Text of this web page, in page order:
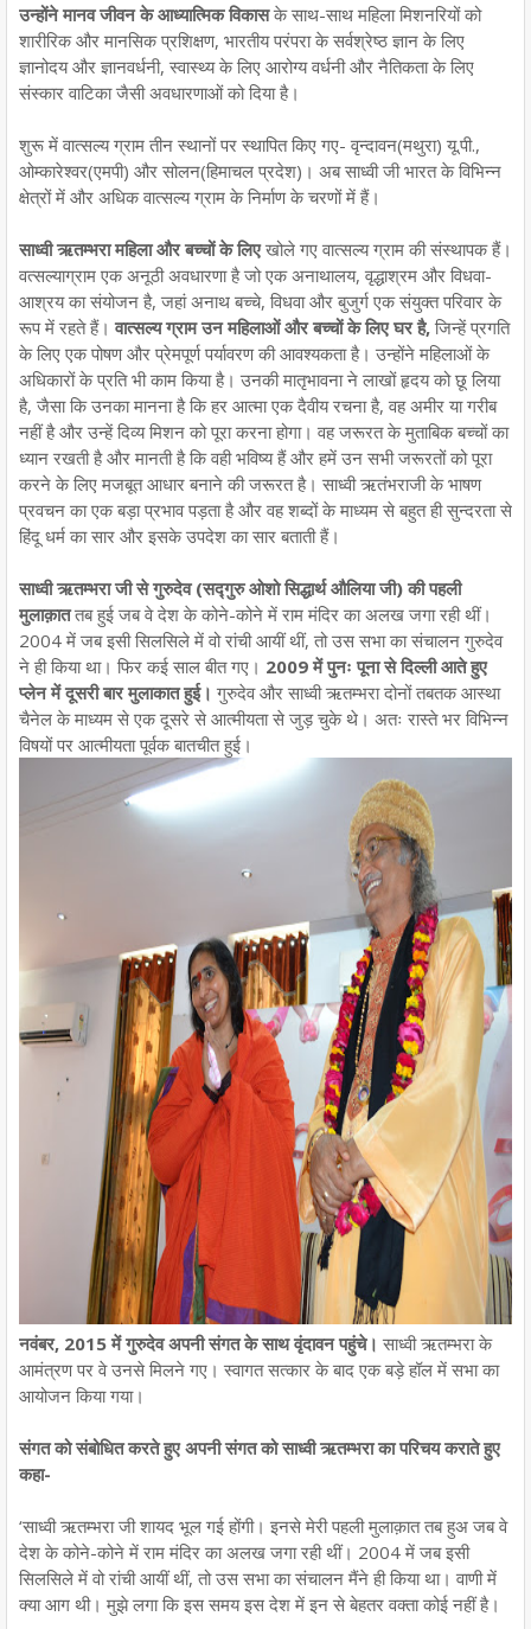
उन्होंने मानव जीवन के आध्यात्मिक विकासके साथ-साथ महिला मिशनरियों को
शारीरिक और मानसिक प्रशिक्षण, भारतीय परंपरा के सर्वश्रेष्ठ ज्ञान के लिए
ज्ञानोदय और ज्ञानवर्धनी, स्वास्थ्य के लिए आरोग्य वर्धनी और नैतिकता के लिए
संस्कार वाटिका जैसी अवधारणाओं को दिया है।
शुरू में वात्सल्य ग्राम तीन स्थानों पर स्थापित किए गए- वृन्दावन(मथुरा) यू.पी.,
ओम्कारेश्वर(एमपी) और सोलन(हिमाचल प्रदेश)। अब साध्वी जी भारत के विभिन्न
क्षेत्रों में और अधिक वात्सल्य ग्राम के निर्माण के चरणों में हैं।
साध्वी ऋतम्भरा महिला और बच्चों के लिएखोले गए वात्सल्य ग्राम की संस्थापक हैं।
वत्सल्याग्राम एक अनूठी अवधारणा है जो एक अनाथालय, वृद्धाश्रम और विधवा-
आश्रय का संयोजन है, जहां अनाथ बच्चे, विधवा और बुजुर्ग एक संयुक्त परिवार के
रूप में रहते हैं। वात्सल्य ग्राम उन महिलाओं और बच्चों के लिए घर है, जिन्हें प्रगति
के लिए एक पोषण और प्रेमपूर्ण पर्यावरण की आवश्यकता है। उन्होंने महिलाओं के
अधिकारों के प्रति भी काम किया है। उनकी मातृभावना ने लाखों हृदय को छू लिया
है, जैसा कि उनका मानना ​​है कि हर आत्मा एक दैवीय रचना है, वह अमीर या गरीब
नहीं है और उन्हें दिव्य मिशन को पूरा करना होगा। वह जरूरत के मुताबिक बच्चों का
ध्यान रखती है और मानती है कि वही भविष्य हैं और हमें उन सभी जरूरतों को पूरा
करने के लिए मजबूत आधार बनाने की जरूरत है। साध्वी ऋतंभराजी के भाषण
प्रवचन का एक बड़ा प्रभाव पड़ता है और वह शब्दों के माध्यम से बहुत ही सुन्दरता से
हिंदू धर्म का सार और इसके उपदेश का सार बताती हैं।
साध्वी ऋतम्भरा जी से गुरुदेव (सद्गुरु ओशो सिद्धार्थ औलिया जी) की पहली
मुलाक़ाततब हुई जब वे देश के कोने-कोने में राम मंदिर का अलख जगा रही थीं।
2004 में जब इसी सिलसिले में वो रांची आयीं थीं, तो उस सभा का संचालन गुरुदेव
ने ही किया था। फिर कई साल बीत गए। 2009 में पुनः पूना से दिल्ली आते हुए
प्लेन में दूसरी बार मुलाकात हुई। गुरुदेव और साध्वी ऋतम्भरा दोनों तबतक आस्था
चैनेल के माध्यम से एक दूसरे से आत्मीयता से जुड़ चुके थे। अतः रास्ते भर विभिन्न
विषयों पर आत्मीयता पूर्वक बातचीत हुई।
नवंबर, 2015 में गुरुदेव अपनी संगत के साथ वृंदावन पहुंचे। साध्वी ऋतम्भरा के
आमंत्रण पर वे उनसे मिलने गए। स्वागत सत्कार के बाद एक बड़े हॉल में सभा का
आयोजन किया गया।
संगत को संबोधित करते हुए अपनी संगत को साध्वी ऋतम्भरा का परिचय कराते हुए
कहा-
‘साध्वी ऋतम्भरा जी शायद भूल गई होंगी। इनसे मेरी पहली मुलाक़ात तब हुअ जब वे
देश के कोने-कोने में राम मंदिर का अलख जगा रही थीं। 2004 में जब इसी
सिलसिले में वो रांची आयीं थीं, तो उस सभा का संचालन मैंने ही किया था। वाणी में
क्या आग थी। मुझे लगा कि इस समय इस देश में इन से बेहतर वक्ता कोई नहीं है।